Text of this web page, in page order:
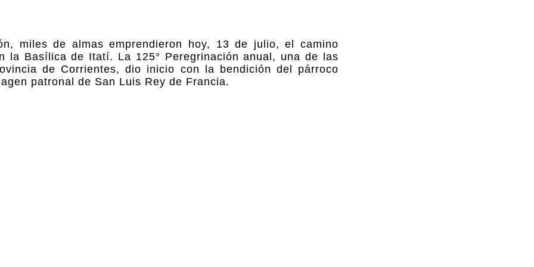
miles de almas emprendieron hoy, 13 de julio, el camino
la Basílica de Itatí. La 125° Peregrinación anual, una de las
de Corrientes, dio inicio con la bendición del párroco
patronal de San Luis Rey de Francia.